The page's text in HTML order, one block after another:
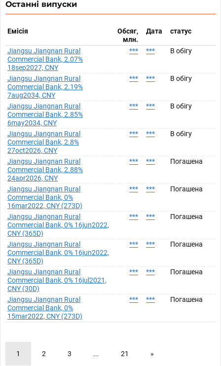
Останні випуски
Емісія
Обсяг,
млн.
Дата статус
Jiangsu Jiangnan Rural
Commercial Bank, 2.07%
18sep2027, CNY
*** *** В обігу
Jiangsu Jiangnan Rural
Commercial Bank, 2.19%
7aug2034, CNY
*** *** В обігу
Jiangsu Jiangnan Rural
Commercial Bank, 2.85%
6may2034, CNY
*** *** В обігу
Jiangsu Jiangnan Rural
Commercial Bank, 2.8%
27oct2026, CNY
*** *** В обігу
Jiangsu Jiangnan Rural
Commercial Bank, 2.88%
24apr2026, CNY
*** *** Погашена
Jiangsu Jiangnan Rural
Commercial Bank, 0%
16mar2022, CNY (273D)
*** *** Погашена
Jiangsu Jiangnan Rural
Commercial Bank, 0% 16jun2022,
CNY (365D)
*** *** Погашена
Jiangsu Jiangnan Rural
Commercial Bank, 0% 16jun2022,
CNY (365D)
*** *** Погашена
Jiangsu Jiangnan Rural
Commercial Bank, 0% 16jul2021,
CNY (30D)
*** *** Погашена
Jiangsu Jiangnan Rural
Commercial Bank, 0%
15mar2022, CNY (273D)
*** *** Погашена
1 2 3 ... 21 »